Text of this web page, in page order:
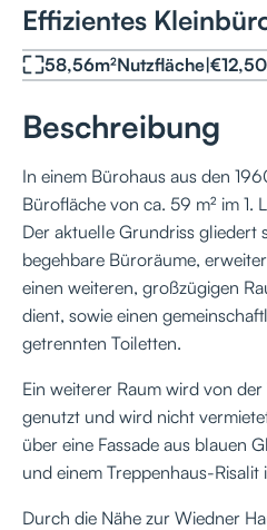
Effizientes
58,56m²Nutzfläche|€12,50
Beschreibung
In einem Bürohaus aus den
Bürofläche von ca. 59 m² im 1.
Der aktuelle Grundriss gliedert
begehbare Büroräume,
einen weiteren, großzügigen
dient, sowie einen
getrennten Toiletten.
Ein weiterer Raum wird von
genutzt und wird nicht
über eine Fassade aus blauen
und einem Treppenhaus-Risalit
Durch die Nähe zur Wiedner